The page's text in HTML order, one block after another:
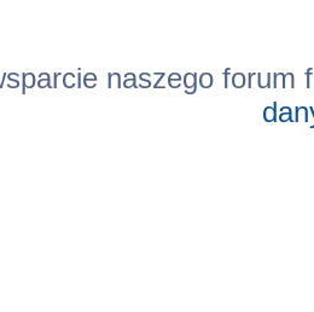
naszego